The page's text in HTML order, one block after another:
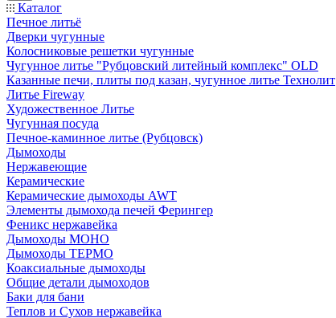
Каталог
Печное литьё
Дверки чугунные
Колосниковые решетки чугунные
Чугунное литье "Рубцовский литейный комплекс" OLD
Казанные печи, плиты под казан, чугунное литье Технолит
Литье Fireway
Художественное Литье
Чугунная посуда
Печное-каминное литье (Рубцовск)
Дымоходы
Нержавеющие
Керамические
Керамические дымоходы AWT
Элементы дымохода печей Ферингер
Феникс нержавейка
Дымоходы МОНО
Дымоходы ТЕРМО
Коаксиальные дымоходы
Общие детали дымоходов
Баки для бани
Теплов и Сухов нержавейка